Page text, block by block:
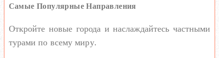
Самые Популярные Направления
Откройте новые города и наслаждайтесь частными
турами по всему миру.